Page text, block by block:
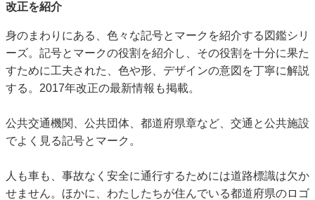
改正を紹介
身のまわりにある、色々な記号とマークを紹介する図鑑シリ
ーズ。記号とマークの役割を紹介し、その役割を十分に果た
すために工夫された、色や形、デザインの意図を丁寧に解説
する。2017年改正の最新情報も掲載。
公共交通機関、公共団体、都道府県章など、交通と公共施設
でよく見る記号とマーク。
人も車も、事故なく安全に通行するためには道路標識は欠か
せません。ほかに、わたしたちが住んでいる都道府県のロゴ